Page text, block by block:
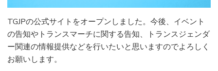
TGJPの公式サイトをオープンしました。今後、イベント
の告知やトランスマーチに関する告知、トランスジェンダ
ー関連の情報提供などを行いたいと思いますのでよろしく
お願いします。